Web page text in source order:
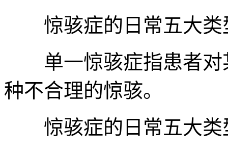
惊骇症的日常五大类
单一惊骇症指患者对
种不合理的惊骇。
惊骇症的日常五大类